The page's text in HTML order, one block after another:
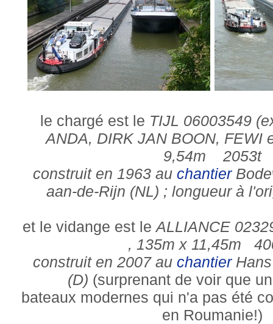
le chargé est le TIJL 06003549
ANDA, DIRK JAN BOON, FEWI
9,54m 2053t
construit en 1963 au chantier
aan-de-Rijn (NL) ; longueur à
et le vidange est leALLIANCE
, 135m x 11,45m
construit en 2007 au chantierHans
(D) (surprenant de voir que
bateaux modernes qui n'a pas été
en Roumanie!)